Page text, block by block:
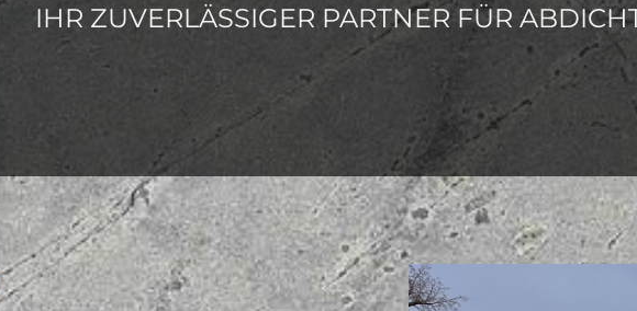
IHR ZUVERLÄSSIGER PARTNER FÜR